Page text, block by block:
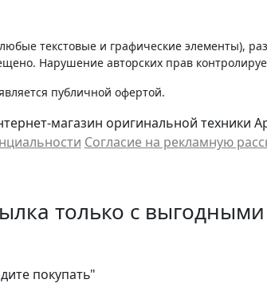
текстовые и графические элементы),
Нарушение авторских прав
публичной офертой.
магазин оригинальной техники
Cогласие на рекламную
только с
покупать"